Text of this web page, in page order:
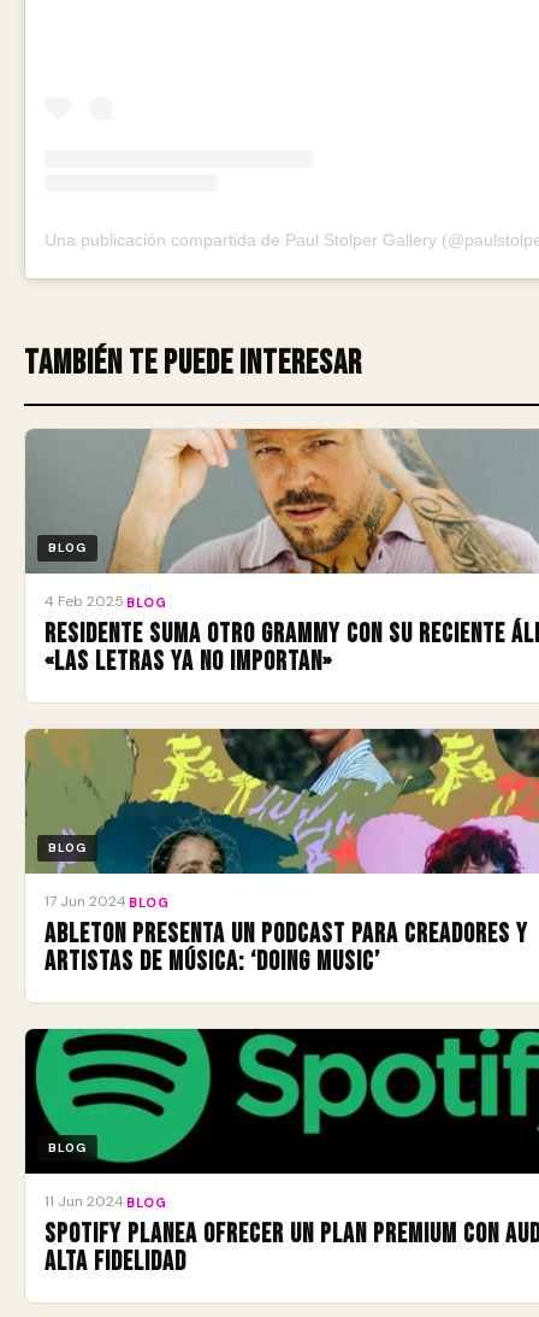
Una publicación compartida de Paul Stolper Gallery
También te puede interesar
BLOG
4 Feb 2025 BLOG
Residente suma otro Grammy con su reciente
«Las Letras Ya No Importan»
BLOG
17 Jun 2024 BLOG
Ableton presenta un podcast para creadores y
artistas de música: ‘Doing Music’
BLOG
11 Jun 2024 BLOG
Spotify planea ofrecer un plan premium con
alta fidelidad